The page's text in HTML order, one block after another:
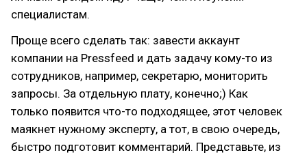
специалистам.
Проще всего сделать так: завести аккаунт
компании на Pressfeed и дать задачу кому-то из
сотрудников, например, секретарю, мониторить
запросы. За отдельную плату, конечно;) Как
только появится что-то подходящее, этот человек
маякнет нужному эксперту, а тот, в свою очередь,
быстро подготовит комментарий. Представьте, из